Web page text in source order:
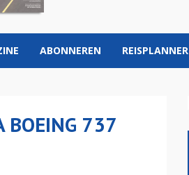
ABONNEREN REISPLANNER
BOEING 737